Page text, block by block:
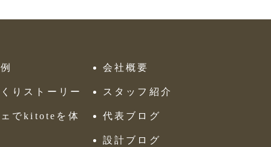
りストーリー
でkitoteを体
会社概要
スタッフ紹介
代表ブログ
設計ブログ